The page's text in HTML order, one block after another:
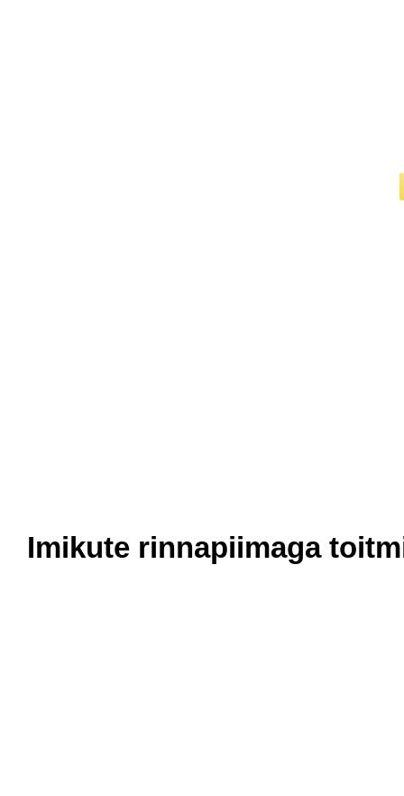
Imikute rinnapiimaga